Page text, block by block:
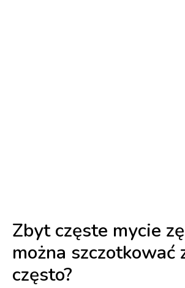
Zbyt częste mycie
można szczotkować
często?